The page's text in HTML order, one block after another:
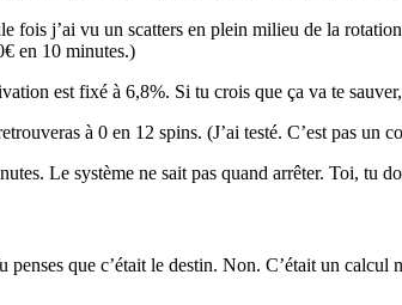
fois j’ai vu un scatters en plein milieu de la
en 10 minutes.)
est fixé à 6,8%. Si tu crois que ça va te
à 0 en 12 spins. (J’ai testé. C’est pas un
Le système ne sait pas quand arrêter. Toi, tu
que c’était le destin. Non. C’était un